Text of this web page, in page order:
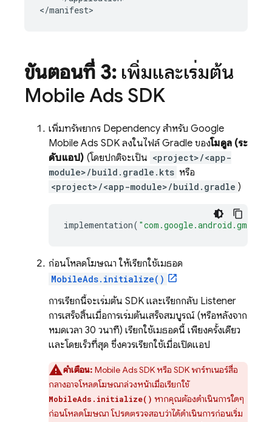
</manifest>
ขั้นตอนที่ 3: เพิ่มและเริ่มต้น
Mobile Ads SDK
เพิ่มทรัพยากร Dependency สำหรับ Google
Mobile Ads SDK ลงในไฟล์ Gradle ของโมดูล (ระ
ดับแอป) (โดยปกติจะเป็น <project>/<app-
module>/build.gradle.kts หรือ
<project>/<app-module>/build.gradle )
implementation(
ก่อนโหลดโฆษณา ให้เรียกใช้เมธอด
MobileAds.initialize()
การเรียกนี้จะเริ่มต้น SDK และเรียกกลับ Listener
การเสร็จสิ้นเมื่อการเริ่มต้นเสร็จสมบูรณ์ (หรือหลังจาก
หมดเวลา 30 วินาที) เรียกใช้เมธอดนี้ เพียงครั้งเดียว
และโดยเร็วที่สุด ซึ่งควรเรียกใช้เมื่อเปิดแอป
คำเตือน: Mobile AdsSDK หรือ SDK พาร์ทเนอร์สื่อ
กลางอาจโหลดโฆษณาล่วงหน้าเมื่อเรียกใช้
MobileAds.initialize() หากคุณต้องดำเนินการใดๆ
ก่อนโหลดโฆษณา โปรดตรวจสอบว่าได้ดำเนินการก่อนเริ่ม